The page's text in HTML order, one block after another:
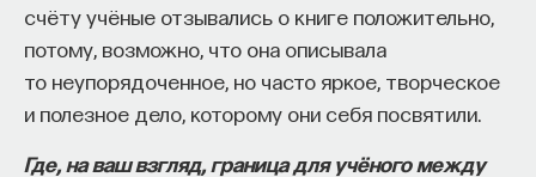
счёту учёные отзывались о книге положительно,
потому, возможно, что она описывала
то неупорядоченное, но часто яркое, творческое
и полезное дело, которому они себя посвятили.
Где, на ваш взгляд, граница для учёного между
создан. Они некритично делегируют агенту
самые разные задачи и переносят в эту
коммуникацию далеко не лучшие привычки.
Но если использовать ИИ как сложного